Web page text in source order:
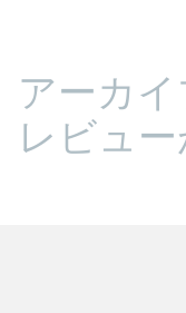
アーカ
レビュ